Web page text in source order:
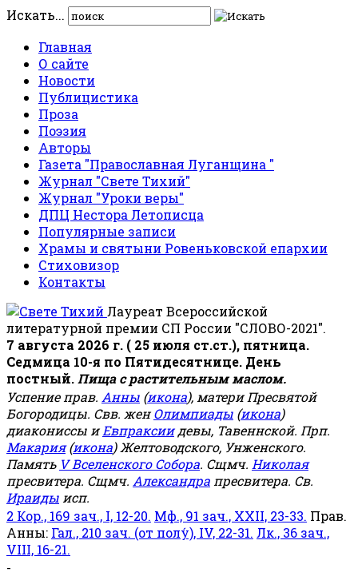
Искать...
Главная
О сайте
Новости
Публицистика
Проза
Поэзия
Авторы
Газета "Православная Луганщина "
Журнал "Свете Тихий"
Журнал "Уроки веры"
ДПЦ Нестора Летописца
Популярные записи
Храмы и святыни Ровеньковской епархии
Стиховизор
Контакты
Лауреат Всероссийской
литературной премии СП России "СЛОВО-2021".
7 августа 2026 г. ( 25 июля ст.ст.), пятница.
Седмица 10-я по Пятидесятнице. День
постный. Пища с растительным маслом.
Успение прав. Анны (икона), матери Пресвятой
Богородицы. Свв. женОлимпиады (икона)
диакониссы иЕвпраксиидевы, Тавеннской. Прп.
Макария(икона) Желтоводского, Унженского.
Память V Вселенского Собора. Сщмч. Николая
пресвитера. Сщмч. Александра пресвитера. Св.
Ираиды исп.
2 Кор., 169 зач., I, 12-20. Мф., 91 зач., XXII, 23-33. Прав.
Анны: Гал., 210 зач. (от полу́), IV, 22-31. Лк., 36 зач.,
VIII, 16-21.
-